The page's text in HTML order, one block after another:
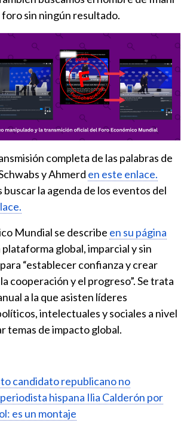
foro sin ningún resultado.
completa de las palabras de
y Ahmerd en este enlace.
buscar la agenda de los eventos del
Mundial se describe en su página
plataforma global, imparcial y sin
“establecer confianza y crear
cooperación y el progreso”. Se trata
a la que asisten líderes
intelectuales y sociales a nivel
temas de impacto global.
candidato republicano no
hispana Ilia Calderón por
es un montaje